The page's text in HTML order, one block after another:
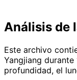
Análisis de
Este archivo
Yangjiang durante
profundidad, el